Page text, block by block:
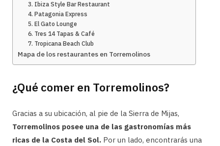
3. Ibiza Style Bar Restaurant
4. Patagonia Express
5. El Gato Lounge
6. Tres 14 Tapas & Café
7. Tropicana Beach Club
Mapa de los restaurantes en Torremolinos
¿Qué comer en Torremolinos?
Gracias a su ubicación, al pie de la Sierra de Mijas,
Torremolinos posee una de las gastronomías más
ricas de la Costa del Sol. Por un lado, encontrarás una